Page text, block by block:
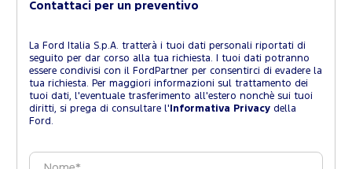
Contattaci per un preventivo
La Ford Italia S.p.A. tratterà i tuoi dati personali riportati di
seguito per dar corso alla tua richiesta. I tuoi dati potranno
essere condivisi con il FordPartner per consentirci di evadere la
tua richiesta. Per maggiori informazioni sul trattamento dei
tuoi dati, l'eventuale trasferimento all'estero nonchè sui tuoi
diritti, si prega di consultare l' Informativa Privacy della
Ford.